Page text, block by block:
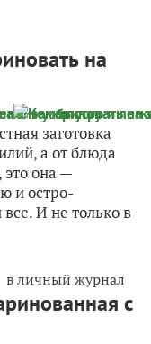
на
заготовка
а от блюда
она —
и остро-
И не только в
в личный журнал
с